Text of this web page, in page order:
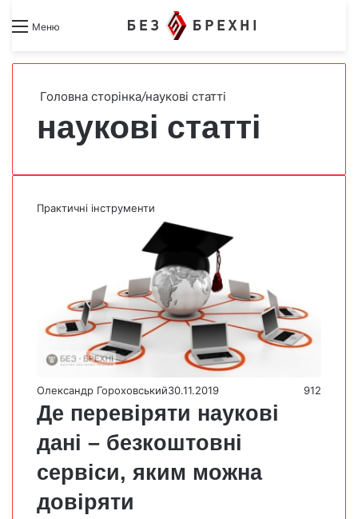
Меню Search forSwitch skin
Головна сторінка/наукові статті
наукові статті
Практичні інструменти
Олександр Гороховський30.11.2019 912
Де перевіряти наукові
дані – безкоштовні
сервіси, яким можна
довіряти